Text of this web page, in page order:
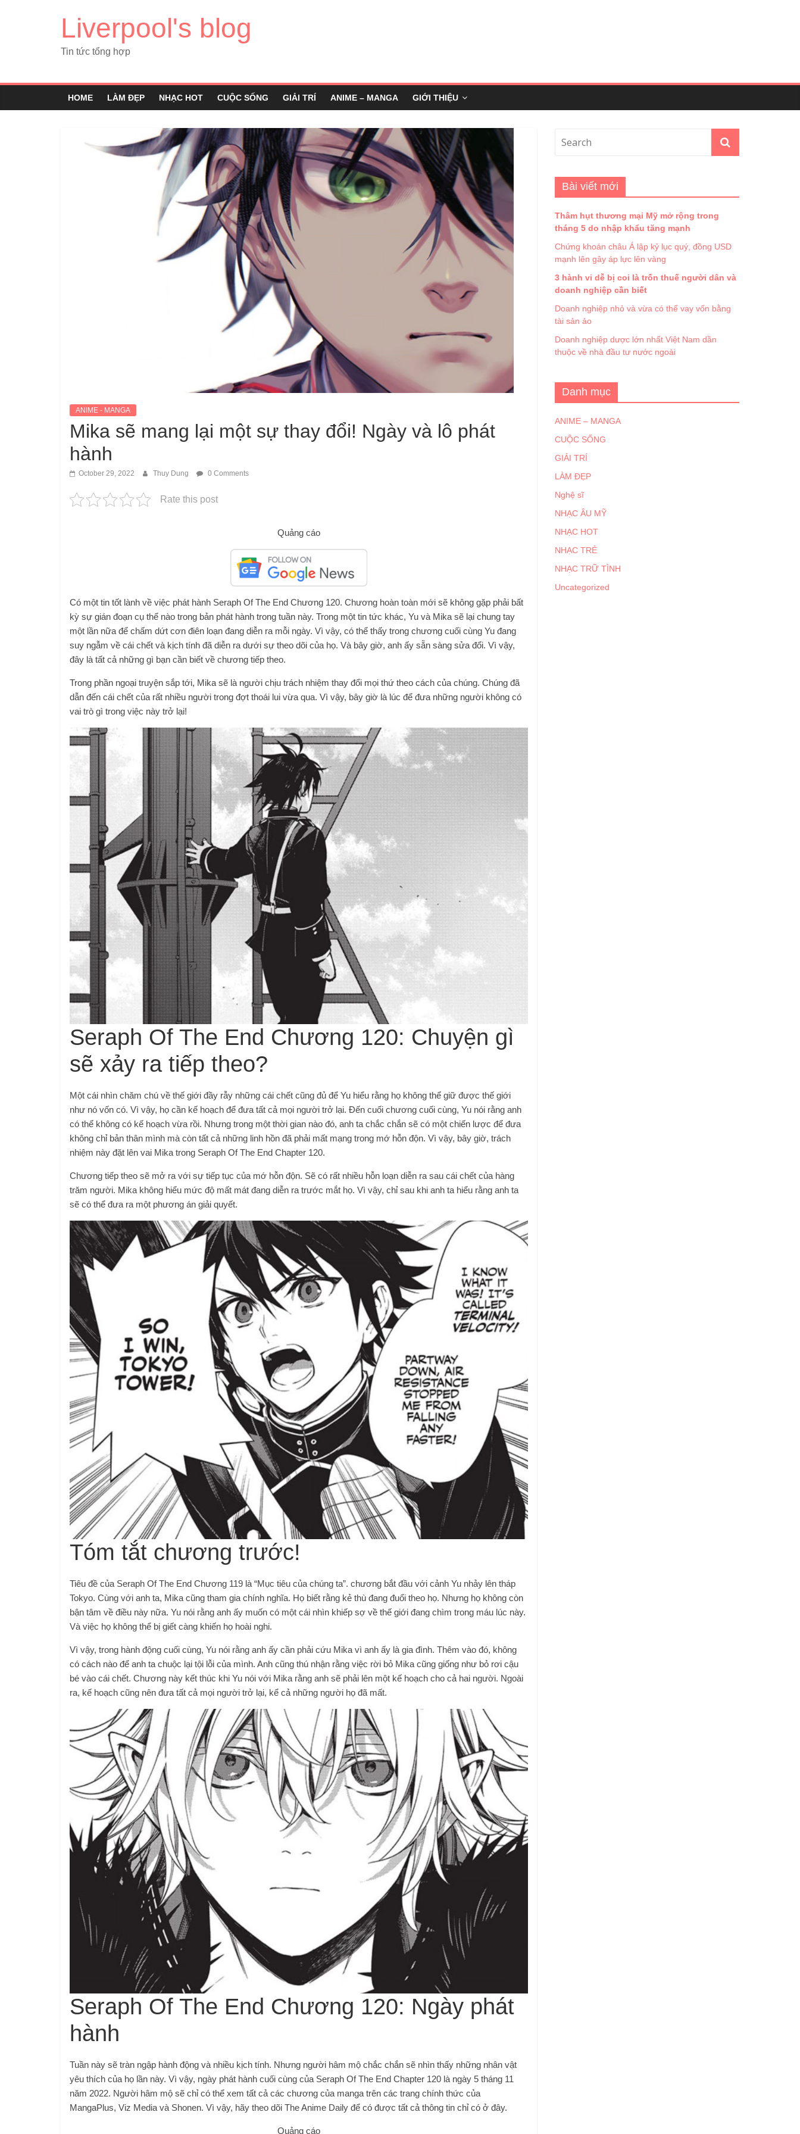
Liverpool's blog
Tin tức tổng hợp
HOME LÀM ĐẸP NHẠC HOT CUỘC SỐNG GIẢI TRÍ ANIME – MANGA GIỚI THIỆU
ANIME - MANGA
Mika sẽ mang lại một sự thay đổi! Ngày và lô phát
hành
October 29, 2022 Thuy Dung 0 Comments
Rate this post
Quảng cáo
Có một tin tốt lành về việc phát hành Seraph Of The End Chương 120. Chương hoàn toàn mới sẽ không gặp phải bất
kỳ sự gián đoạn cụ thể nào trong bản phát hành trong tuần này. Trong một tin tức khác, Yu và Mika sẽ lại chung tay
một lần nữa để chấm dứt cơn điên loạn đang diễn ra mỗi ngày. Vì vậy, có thể thấy trong chương cuối cùng Yu đang
suy ngẫm về cái chết và kịch tính đã diễn ra dưới sự theo dõi của họ. Và bây giờ, anh ấy sẵn sàng sửa đổi. Vì vậy,
đây là tất cả những gì bạn cần biết về chương tiếp theo.
Trong phần ngoại truyện sắp tới, Mika sẽ là người chịu trách nhiệm thay đổi mọi thứ theo cách của chúng. Chúng đã
dẫn đến cái chết của rất nhiều người trong đợt thoái lui vừa qua. Vì vậy, bây giờ là lúc để đưa những người không có
vai trò gì trong việc này trở lại!
Seraph Of The End Chương 120: Chuyện gì
sẽ xảy ra tiếp theo?
Một cái nhìn chăm chú về thế giới đầy rẫy những cái chết cũng đủ để Yu hiểu rằng họ không thể giữ được thế giới
như nó vốn có. Vì vậy, họ cần kế hoạch để đưa tất cả mọi người trở lại. Đến cuối chương cuối cùng, Yu nói rằng anh
có thể không có kế hoạch vừa rồi. Nhưng trong một thời gian nào đó, anh ta chắc chắn sẽ có một chiến lược để đưa
không chỉ bản thân mình mà còn tất cả những linh hồn đã phải mất mạng trong mớ hỗn độn. Vì vậy, bây giờ, trách
nhiệm này đặt lên vai Mika trong Seraph Of The End Chapter 120.
Chương tiếp theo sẽ mở ra với sự tiếp tục của mớ hỗn độn. Sẽ có rất nhiều hỗn loạn diễn ra sau cái chết của hàng
trăm người. Mika không hiểu mức độ mất mát đang diễn ra trước mắt họ. Vì vậy, chỉ sau khi anh ta hiểu rằng anh ta
sẽ có thể đưa ra một phương án giải quyết.
Tóm tắt chương trước!
Tiêu đề của Seraph Of The End Chương 119 là “Mục tiêu của chúng ta”. chương bắt đầu với cảnh Yu nhảy lên tháp
Tokyo. Cùng với anh ta, Mika cũng tham gia chính nghĩa. Họ biết rằng kẻ thù đang đuổi theo họ. Nhưng họ không còn
bận tâm về điều này nữa. Yu nói rằng anh ấy muốn có một cái nhìn khiếp sợ về thế giới đang chìm trong máu lúc này.
Và việc họ không thể bị giết càng khiến họ hoài nghi.
Vì vậy, trong hành động cuối cùng, Yu nói rằng anh ấy cần phải cứu Mika vì anh ấy là gia đình. Thêm vào đó, không
có cách nào để anh ta chuộc lại tội lỗi của mình. Anh cũng thú nhận rằng việc rời bỏ Mika cũng giống như bỏ rơi cậu
bé vào cái chết. Chương này kết thúc khi Yu nói với Mika rằng anh sẽ phải lên một kế hoạch cho cả hai người. Ngoài
ra, kế hoạch cũng nên đưa tất cả mọi người trở lại, kể cả những người họ đã mất.
Seraph Of The End Chương 120: Ngày phát
hành
Tuần này sẽ tràn ngập hành động và nhiều kịch tính. Nhưng người hâm mộ chắc chắn sẽ nhìn thấy những nhân vật
yêu thích của họ lần này. Vì vậy, ngày phát hành cuối cùng của Seraph Of The End Chapter 120 là ngày 5 tháng 11
năm 2022. Người hâm mộ sẽ chỉ có thể xem tất cả các chương của manga trên các trang chính thức của
MangaPlus, Viz Media và Shonen. Vì vậy, hãy theo dõi The Anime Daily để có được tất cả thông tin chỉ có ở đây.
Quảng cáo
Bài viết mới
Thâm hụt thương mại Mỹ mở rộng trong
tháng 5 do nhập khẩu tăng mạnh
Chứng khoán châu Á lập kỷ lục quý, đồng USD
mạnh lên gây áp lực lên vàng
3 hành vi dễ bị coi là trốn thuế người dân và
doanh nghiệp cần biết
Doanh nghiệp nhỏ và vừa có thể vay vốn bằng
tài sản ảo
Doanh nghiệp dược lớn nhất Việt Nam dần
thuộc về nhà đầu tư nước ngoài
Danh mục
ANIME – MANGA
CUỘC SỐNG
GIẢI TRÍ
LÀM ĐẸP
Nghệ sĩ
NHẠC ÂU MỸ
NHẠC HOT
NHẠC TRẺ
NHẠC TRỮ TÌNH
Uncategorized